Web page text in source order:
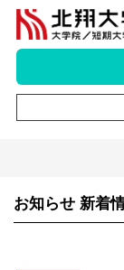
お知らせ 新着